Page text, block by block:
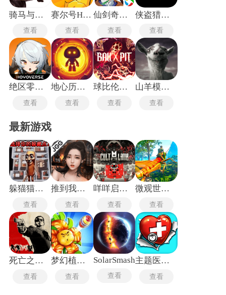
骑马与砍杀2中文版
查看
赛尔号H5互通版
查看
仙剑奇侠传4手机版
查看
侠盗猎车手3手机版
查看
绝区零国际服
查看
地心历险记老版本
查看
球比伦战记
查看
山羊模拟器僵尸版
查看
最新游戏
躲猫猫行动手机版
查看
推到我总裁
查看
咩咩启示录安卓版
查看
微观世界生存
查看
死亡之屋2重制版
查看
梦幻植物城
查看
SolarSmash
查看
主题医院单机版
查看